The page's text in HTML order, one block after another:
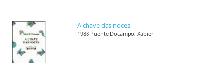
A chave das noces
1988 Puente Docampo, Xabier